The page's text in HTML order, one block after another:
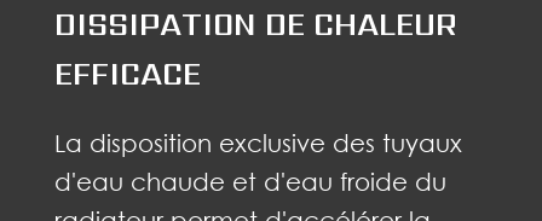
DISSIPATION DE CHALEUR
EFFICACE
La disposition exclusive des tuyaux
d'eau chaude et d'eau froide du